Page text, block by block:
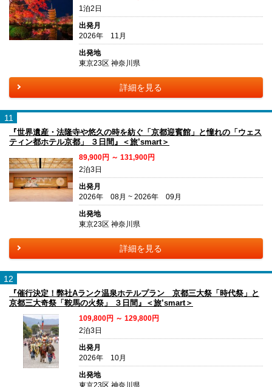
1泊2日
出発月
2026年 11月
出発地
東京23区 神奈川県
詳細を見る
11
『世界遺産・法隆寺や悠久の時を紡ぐ「京都迎賓館」と憧れの「ウェス
ティン都ホテル京都」 ３日間』＜旅’smart＞
89,900円 ～ 131,900円
2泊3日
出発月
2026年 08月 ~ 2026年 09月
出発地
東京23区 神奈川県
詳細を見る
12
『催行決定！弊社Aランク温泉ホテルプラン 京都三大祭「時代祭」と
京都三大奇祭「鞍馬の火祭」 ３日間』＜旅’smart＞
109,800円 ～ 129,800円
2泊3日
出発月
2026年 10月
出発地
東京23区 神奈川県